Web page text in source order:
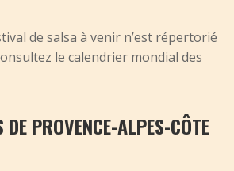
de salsa à venir n’est répertorié
le calendrier mondial des
PROVENCE-ALPES-CÔTE